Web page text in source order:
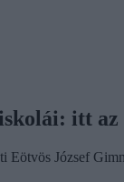
itt az
Eötvös József